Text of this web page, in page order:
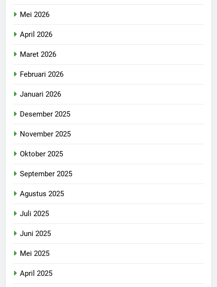
Mei 2026
April 2026
Maret 2026
Februari 2026
Januari 2026
Desember 2025
November 2025
Oktober 2025
September 2025
Agustus 2025
Juli 2025
Juni 2025
Mei 2025
April 2025